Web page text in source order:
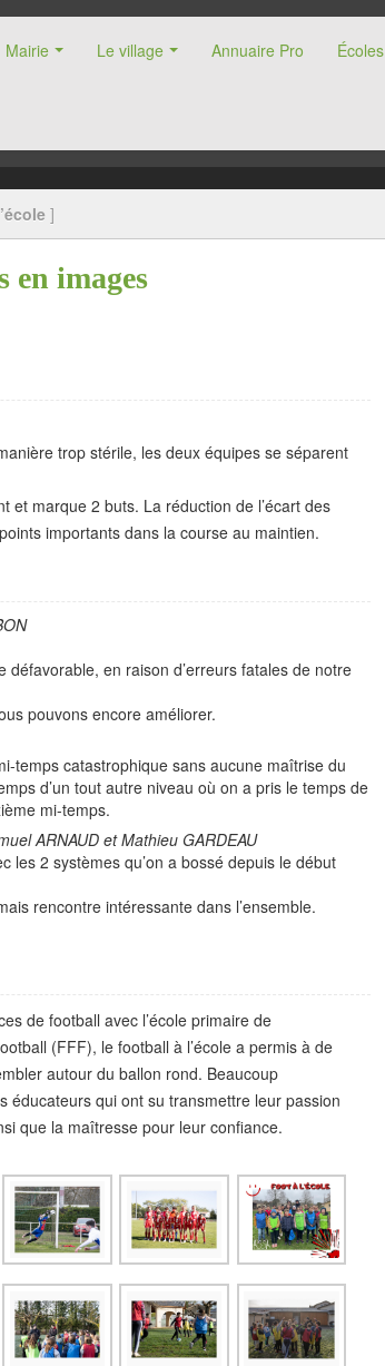
Mairie Le village Annuaire Pro Écoles
]
en images
trop stérile, les deux équipes se séparent
et marque 2 buts. La réduction de l’écart des
importants dans la course au maintien.
en raison d’erreurs fatales de notre
pouvons encore améliorer.
temps catastrophique sans aucune maîtrise du
d’un tout autre niveau où on a pris le temps de
mi-temps.
ARNAUD et Mathieu GARDEAU
les 2 systèmes qu’on a bossé depuis le début
rencontre intéressante dans l’ensemble.
de football avec l’école primaire de
(FFF), le football à l’école a permis à de
autour du ballon rond. Beaucoup
éducateurs qui ont su transmettre leur passion
que la maîtresse pour leur confiance.